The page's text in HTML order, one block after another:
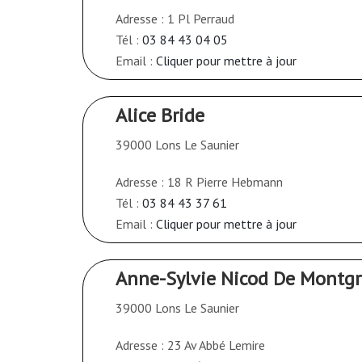
Adresse : 1 Pl Perraud
Tél : 03 84 43 04 05
Email : Cliquer pour mettre à jour
Alice Bride
39000 Lons Le Saunier
Adresse : 18 R Pierre Hebmann
Tél : 03 84 43 37 61
Email : Cliquer pour mettre à jour
Anne-Sylvie Nicod De
39000 Lons Le Saunier
Adresse : 23 Av Abbé Lemire